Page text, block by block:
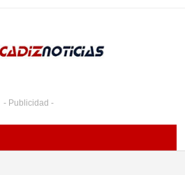
- Publicidad -